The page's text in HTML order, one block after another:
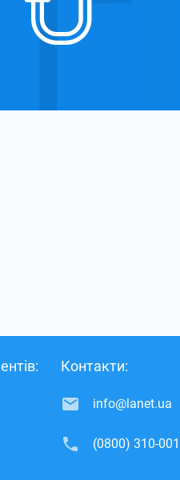
Контакти:
info@lanet.ua
(0800) 310-001